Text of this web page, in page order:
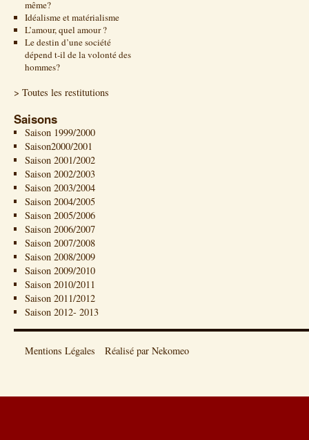
même?
Idéalisme et matérialisme
L’amour, quel amour ?
Le destin d’une société
dépend t-il de la volonté des
hommes?
> Toutes les restitutions
Saisons
Saison 1999/2000
Saison2000/2001
Saison 2001/2002
Saison 2002/2003
Saison 2003/2004
Saison 2004/2005
Saison 2005/2006
Saison 2006/2007
Saison 2007/2008
Saison 2008/2009
Saison 2009/2010
Saison 2010/2011
Saison 2011/2012
Saison 2012- 2013
Mentions Légales Réalisé par Nekomeo